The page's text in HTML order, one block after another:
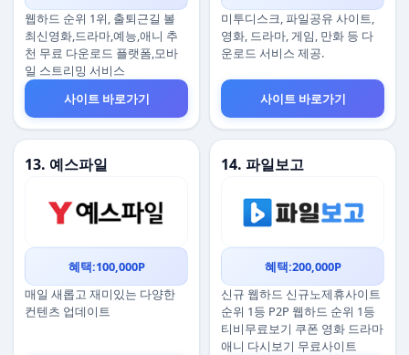
웹하드 순위 1위, 출퇴근길 볼
최신영화,드라마,예능,애니 추
천 무료 다운로드 플랫폼,모바
일 스트리밍 서비스
사이트 바로가기
미투디스크, 파일공유 사이트,
영화, 드라마, 게임, 만화 등 다
운로드 서비스 제공.
사이트 바로가기
13. 예스파일
혜택:100,000P
매일 새롭고 재미있는 다양한
컨텐츠 업데이트
14. 파일보고
혜택:200,000P
신규 웹하드 신규노제휴사이트
순위 1등 P2P 웹하드 순위 1등
티비무료보기 쿠폰 영화 드라마
애니 다시보기 무료사이트